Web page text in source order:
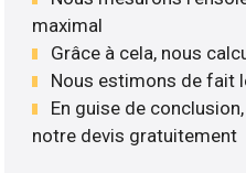
maximal
Grâce à cela, nous
Nous estimons de fait
En guise de
notre devis gratuitement